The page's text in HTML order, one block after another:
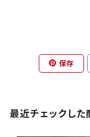
保存
最近チェックした